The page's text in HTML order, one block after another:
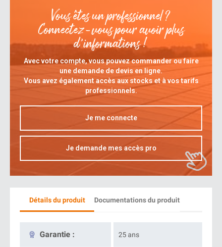
Vous êtes un professionnel ?
Connectez-vous pour avoir plus
d’informations !
Avec votre compte, vous pouvez commander ou faire
une demande de devis en ligne.
Vous avez également accès aux stocks et à vos tarifs
professionnels.
Je me connecte
Je demande mes accès pro
Détails du produit Documentations du produit
Garantie : 25 ans